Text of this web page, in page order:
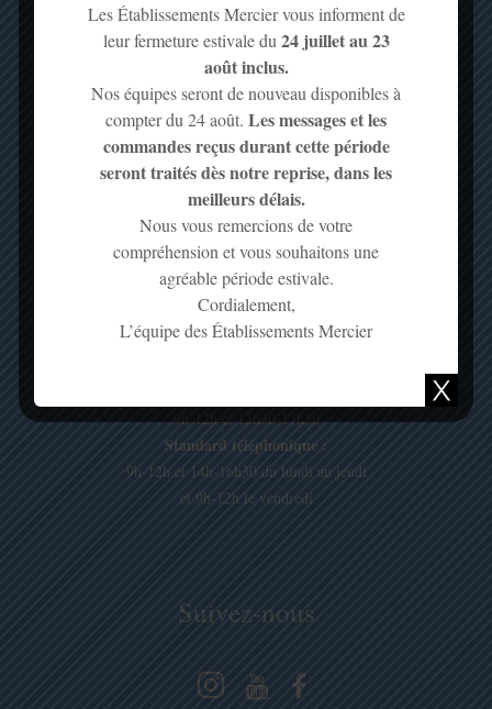
Mercier
3, rue Guillaumot
75012 Paris
Station :Gare de LyonRER :A et DMétro :Ligne 1 et 14
Bus :20, 24, 29, 57, 61, 63, 65, 87, 91
01 43 43 30 51 -Fax :01 43 40 78 91
Mail :contact@mercierste.fr
9h-12h et 13h30-17h30
Standard téléphonique :
9h-12h et 14h-16h30 du lundi au jeudi
et 9h-12h le vendredi
Suivez-nous
Les Établissements Mercier vous informent de
leur fermeture estivale du 24 juillet au 23
août inclus.
Nos équipes seront de nouveau disponibles à
compter du 24 août. Les messages et les
commandes reçus durant cette période
seront traités dès notre reprise, dans les
meilleurs délais.
Nous vous remercions de votre
compréhension et vous souhaitons une
agréable période estivale.
Cordialement,
L’équipe des Établissements Mercier